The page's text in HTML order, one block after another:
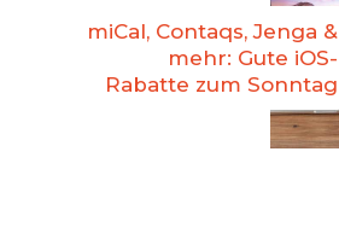
miCal, Contaqs, Jenga &
mehr: Gute iOS-
Rabatte zum Sonntag